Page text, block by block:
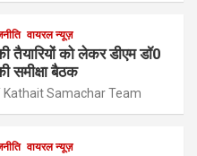
वायरल न्यूज़
तैयारियों को लेकर डीएम डॉ0
समीक्षा बैठक
Kathait Samachar Team
वायरल न्यूज़